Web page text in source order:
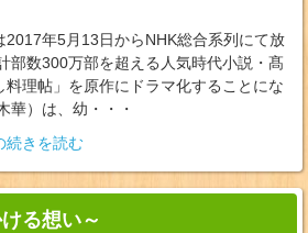
2017年5月13日からNHK総合系列にて放
部数300万部を超える人気時代小説・髙
料理帖」を原作にドラマ化することにな
華）は、幼・・・
続きを読む
る想い～